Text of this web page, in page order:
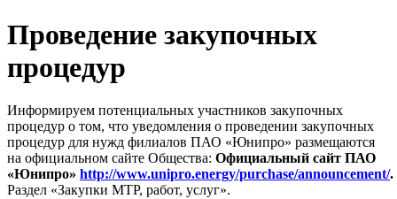
Проведение закупочных
процедур
Информируем потенциальных участников закупочных
процедур о том, что уведомления о проведении закупочных
процедур для нужд филиалов ПАО «Юнипро» размещаются
на официальном сайте Общества: Официальный сайт ПАО
«Юнипро» http://www.unipro.energy/purchase/announcement/.
Раздел «Закупки МТР, работ, услуг».